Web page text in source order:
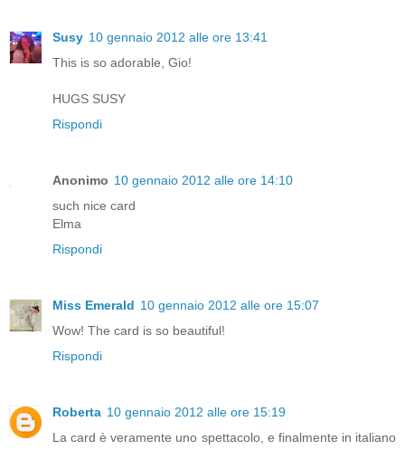
Susy 10 gennaio 2012 alle ore 13:41
This is so adorable, Gio!
HUGS SUSY
Rispondi
Anonimo 10 gennaio 2012 alle ore 14:10
such nice card
Elma
Rispondi
Miss Emerald 10 gennaio 2012 alle ore 15:07
Wow! The card is so beautiful!
Rispondi
Roberta 10 gennaio 2012 alle ore 15:19
La card è veramente uno spettacolo, e finalmente in italiano